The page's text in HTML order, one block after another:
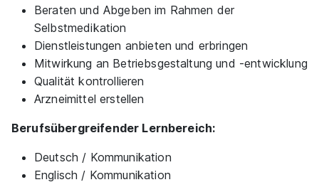
Beraten und Abgeben im Rahmen der
Selbstmedikation
Dienstleistungen anbieten und erbringen
Mitwirkung an Betriebsgestaltung und -entwicklung
Qualität kontrollieren
Arzneimittel erstellen
Berufsübergreifender Lernbereich:
Deutsch / Kommunikation
Englisch / Kommunikation